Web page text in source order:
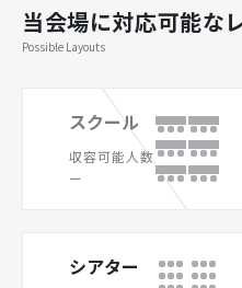
当会場に対応可能な
Possible Layouts
スクール
収容可能人数
ー
シアター